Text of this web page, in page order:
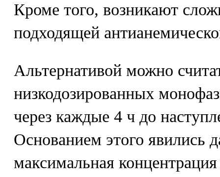
Кроме того, возникают
подходящей
Альтернативой можно
низкодозированных
через каждые 4 ч до
Основанием этого явились
максимальная